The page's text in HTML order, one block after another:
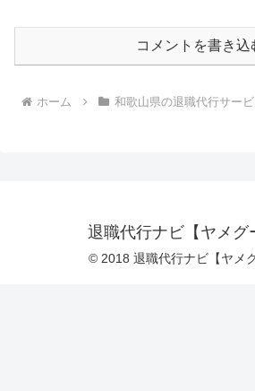
コメントを書き込
ホーム 和歌山県の退職代行サービ
退職代行ナビ【ヤメグ
© 2018 退職代行ナビ【ヤメ